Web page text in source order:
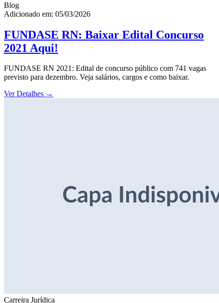
Blog
Adicionado em: 05/03/2026
FUNDASE RN: Baixar Edital Concurso
2021 Aqui!
FUNDASE RN 2021: Edital de concurso público com 741 vagas
previsto para dezembro. Veja salários, cargos e como baixar.
Ver Detalhes →
Carreira Jurídica